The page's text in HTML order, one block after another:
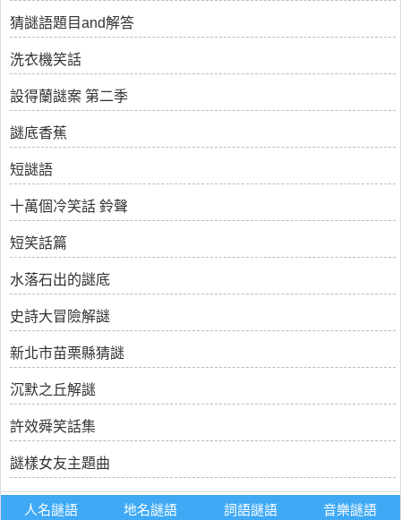
猜謎語題目and解答
洗衣機笑話
設得蘭謎案 第二季
謎底香蕉
短謎語
十萬個冷笑話 鈴聲
短笑話篇
水落石出的謎底
史詩大冒險解謎
新北市苗栗縣猜謎
沉默之丘解謎
許效舜笑話集
謎樣女友主題曲
人名謎語 地名謎語 詞語謎語 音樂謎語